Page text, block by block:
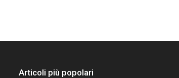
Articoli più popolari